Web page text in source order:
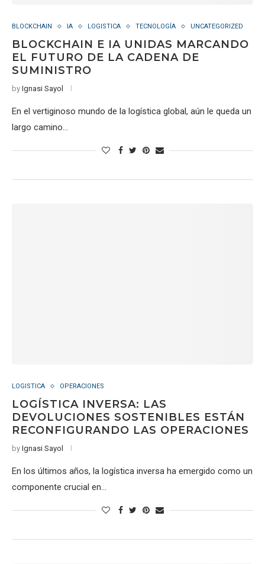
BLOCKCHAIN IA LOGISTICA TECNOLOGÍA UNCATEGORIZED
BLOCKCHAIN E IA UNIDAS MARCANDO
EL FUTURO DE LA CADENA DE
SUMINISTRO
by Ignasi Sayol
En el vertiginoso mundo de la logística global, aún le queda un
largo camino…
LOGISTICA OPERACIONES
LOGÍSTICA INVERSA: LAS
DEVOLUCIONES SOSTENIBLES ESTÁN
RECONFIGURANDO LAS OPERACIONES
by Ignasi Sayol
En los últimos años, la logística inversa ha emergido como un
componente crucial en…